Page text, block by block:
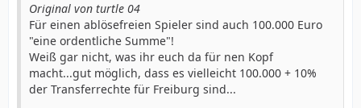
Original von turtle 04
Für einen ablösefreien Spieler sind auch 100.000 Euro
"eine ordentliche Summe"!
Weiß gar nicht, was ihr euch da für nen Kopf
macht...gut möglich, dass es vielleicht 100.000 + 10%
der Transferrechte für Freiburg sind...